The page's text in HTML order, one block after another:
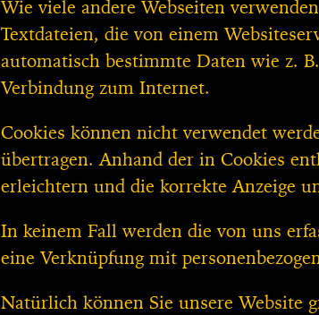
Wie viele andere Webseiten
Textdateien, die von einem
automatisch bestimmte Daten wie z.
Verbindung zum Internet.
Cookies können nicht verwendet
übertragen. Anhand der in Cookies
erleichtern und die korrekte Anzeige
In keinem Fall werden die von uns
eine Verknüpfung mit
Natürlich können Sie unsere Website